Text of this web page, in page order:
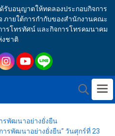
รับอนุญาตให้ทดลองประกอบกิจการ
ภายใต้การกำกับของสำนักงานคณะ
ารโทรทัศน์ และกิจการโทรคมนาคม
งชาติ
รพัฒนาอย่างยั่งยืน
ารพัฒนาอย่างยั่งยืน” วันศุกร์ที่ 23